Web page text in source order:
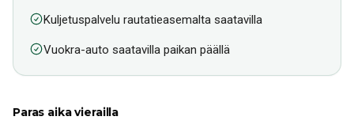
Kuljetuspalvelu rautatieasemalta saatavilla
Vuokra-auto saatavilla paikan päällä
Paras aika vierailla